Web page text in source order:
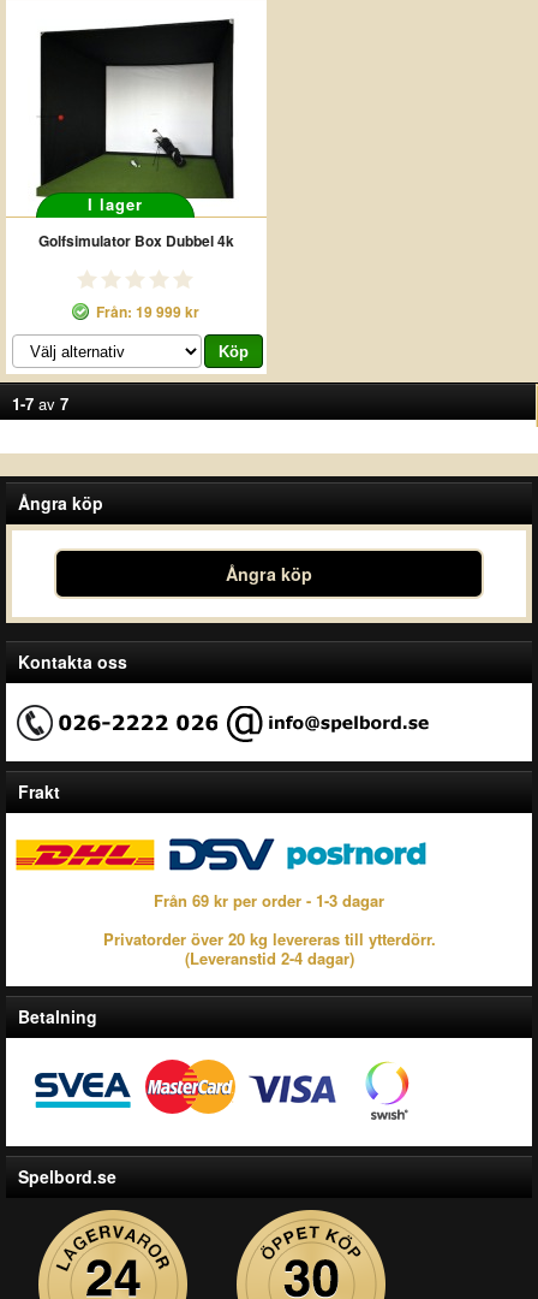
I lager
Golfsimulator Box Dubbel 4k
Från: 19 999 kr
1-7 av 7
Ångra köp
Ångra köp
Kontakta oss
Frakt
Från 69 kr per order - 1-3 dagar
Privatorder över 20 kg levereras till ytterdörr.
(Leveranstid 2-4 dagar)
Betalning
Spelbord.se